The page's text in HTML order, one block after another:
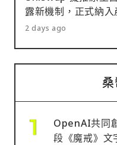
露新機制，正式納入
2 days ago
OpenAI共同
段《魔戒》文